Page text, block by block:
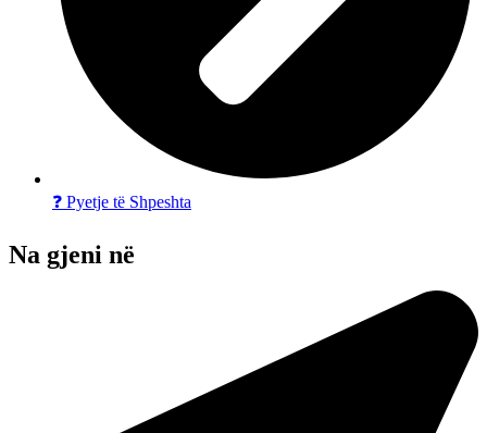
❓ Pyetje të Shpeshta
Na gjeni në